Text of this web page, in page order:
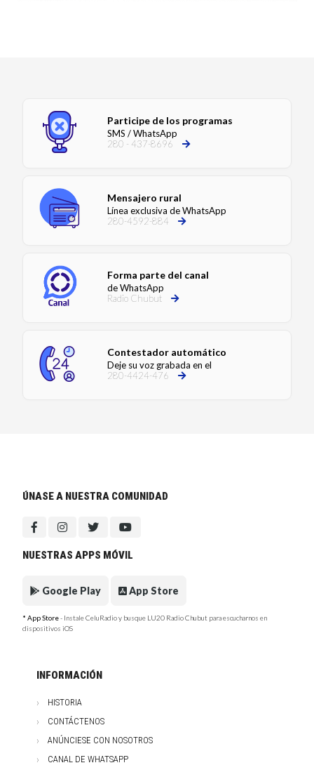
Participe de los programas
SMS / WhatsApp
280 - 437-8696
Mensajero rural
Línea exclusiva de WhatsApp
280-4592-884
Forma parte del canal
de WhatsApp
Radio Chubut
Contestador automático
Deje su voz grabada en el
280-4424-476
ÚNASE A NUESTRA COMUNIDAD
NUESTRAS APPS MÓVIL
Google Play App Store
* App Store- Instale CeluRadio y busque LU20 Radio Chubut para escucharnos en
dispositivos iOS
INFORMACIÓN
HISTORIA
CONTÁCTENOS
ANÚNCIESE CON NOSOTROS
CANAL DE WHATSAPP